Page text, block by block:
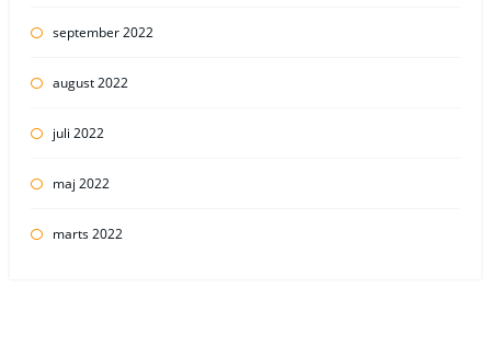
september 2022
august 2022
juli 2022
maj 2022
marts 2022